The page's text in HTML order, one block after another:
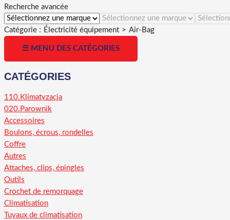
Recherche avancée
Catégorie : Électricité équipement > Air-Bag
☰ MENU DES CATÉGORIES
CATÉGORIES
110.Klimatyzacja
020.Parownik
Accessoires
Boulons, écrous, rondelles
Coffre
Autres
Attaches, clips, épingles
Outils
Crochet de remorquage
Climatisation
Tuyaux de climatisation